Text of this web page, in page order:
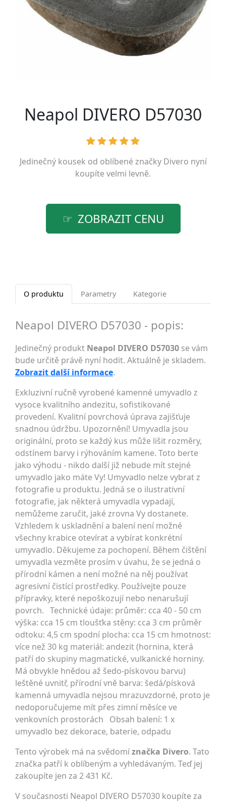
Neapol DIVERO D57030
Jedinečný kousek od oblíbené značky Divero nyní
koupíte velmi levně.
ZOBRAZIT CENU
O produktu Parametry Kategorie
Neapol DIVERO D57030 - popis:
Jedinečný produkt Neapol DIVERO D57030 se vám
bude určitě právě nyní hodit. Aktuálně je skladem.
Zobrazit další informace.
Exkluzivní ručně vyrobené kamenné umyvadlo z
vysoce kvalitního andezitu, sofistikované
provedení. Kvalitní povrchová úprava zajišťuje
snadnou údržbu. Upozornění! Umyvadla jsou
originální, proto se každý kus může lišit rozměry,
odstínem barvy i rýhováním kamene. Toto berte
jako výhodu - nikdo další již nebude mít stejné
umyvadlo jako máte Vy! Umyvadlo nelze vybrat z
fotografie u produktu. Jedná se o ilustrativní
fotografie, jak některá umyvadla vypadají,
nemůžeme zaručit, jaké zrovna Vy dostanete.
Vzhledem k uskladnění a balení není možné
všechny krabice otevírat a vybírat konkrétní
umyvadlo. Děkujeme za pochopení. Během čištění
umyvadla vezměte prosím v úvahu, že se jedná o
přírodní kámen a není možné na něj používat
agresivní čistící prostředky. Používejte pouze
přípravky, které nepoškozují nebo nenarušují
povrch. Technické údaje: průměr: cca 40 - 50 cm
výška: cca 15 cm tloušťka stěny: cca 3 cm průměr
odtoku: 4,5 cm spodní plocha: cca 15 cm hmotnost:
více než 30 kg materiál: andezit (hornina, která
patří do skupiny magmatické, vulkanické horniny.
Má obvykle hnědou až šedo-pískovou barvu)
leštěné uvnitř, přírodní vně barva: šedá/písková
kamenná umyvadla nejsou mrazuvzdorné, proto je
nedoporučujeme mít přes zimní měsíce ve
venkovních prostorách Obsah balení: 1 x
umyvadlo bez dekorace, baterie, odpadu
Tento výrobek má na svědomíznačka Divero. Tato
značka patří k oblíbeným a vyhledávaným. Teď jej
zakoupíte jen za 2 431 Kč.
V současnosti Neapol DIVERO D57030 koupíte za